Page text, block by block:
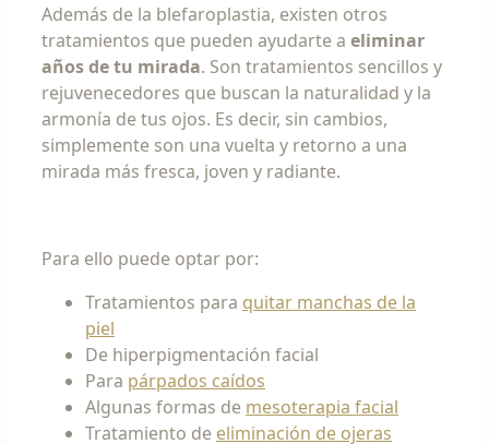
Además de la blefaroplastia, existen otros
tratamientos que pueden ayudarte a eliminar
años de tu mirada. Son tratamientos sencillos y
rejuvenecedores que buscan la naturalidad y la
armonía de tus ojos. Es decir, sin cambios,
simplemente son una vuelta y retorno a una
mirada más fresca, joven y radiante.
Para ello puede optar por:
Tratamientos para quitar manchas de la
piel
De hiperpigmentación facial
Para párpados caídos
Algunas formas de mesoterapia facial
Tratamiento de eliminación de ojeras